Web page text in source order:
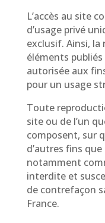
L’accès au site
d’usage privé
exclusif. Ainsi,
éléments
autorisée aux
pour un usage
Toute
site ou de l’un
composent, sur
d’autres fins
notamment
interdite et
de contrefaçon
France.